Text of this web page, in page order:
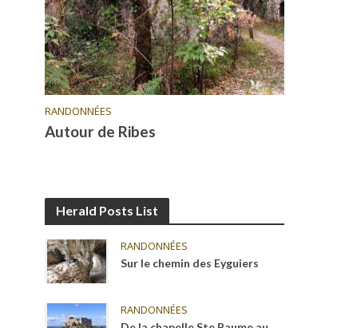
RANDONNÉES
Autour de Ribes
Herald Posts List
RANDONNÉES
Sur le chemin des Eyguiers
RANDONNÉES